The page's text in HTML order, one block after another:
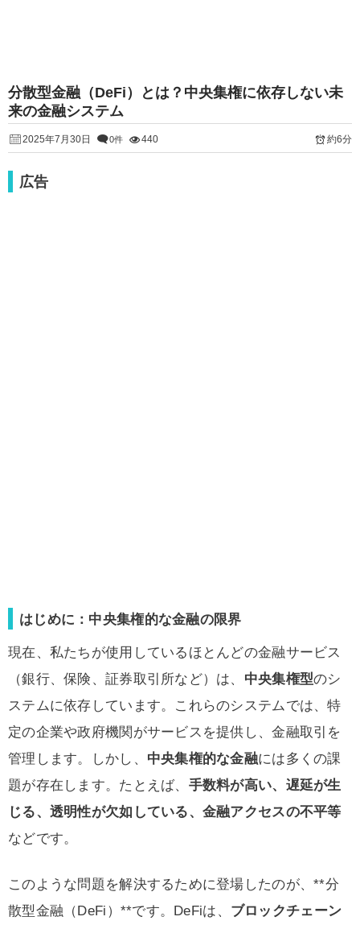
分散型金融（DeFi）とは？中央集権に依存しない未
来の金融システム
2025年7月30日 0件 440 約6分
広告
はじめに：中央集権的な金融の限界
現在、私たちが使用しているほとんどの金融サービス
（銀行、保険、証券取引所など）は、 中央集権型のシ
ステムに依存しています。これらのシステムでは、特
定の企業や政府機関がサービスを提供し、金融取引を
管理します。しかし、 中央集権的な金融には多くの課
題が存在します。たとえば、 手数料が高い、遅延が生
じる、透明性が欠如している、金融アクセスの不平等
などです。
このような問題を解決するために登場したのが、**分
散型金融（DeFi）**です。DeFiは、 ブロックチェーン